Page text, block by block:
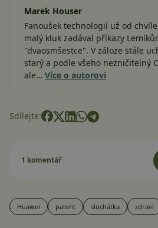
Marek Houser
Fanoušek technologií už od
malý kluk zadával příkazy
"dvaosmšestce". V záloze stále
starý a podle všeho nezničitelný
ale… Více o autorovi
Sdílejte:
1 komentář
Huawei patent sluchátka zdraví